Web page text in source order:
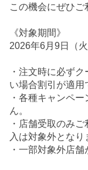
この機会にぜひご
《対象期間》
2026年6月9日（
・注文時に必ず
い場合割引が適用
・各種キャンペ
ん。
・店舗受取のみ
入は対象外となり
・一部対象外店舗